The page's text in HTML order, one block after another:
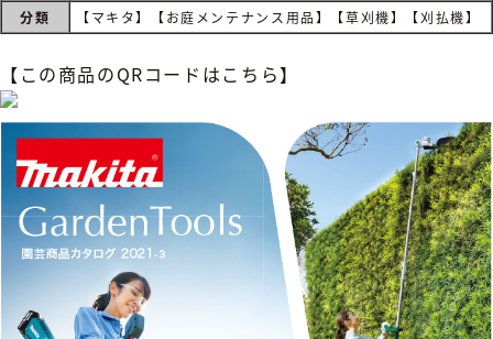
分類 【マキタ】【お庭メンテナンス用品】【草刈機】【刈払機】
【この商品のQRコードはこちら】